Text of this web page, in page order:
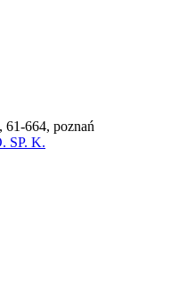
61-664, poznań
SP. K.